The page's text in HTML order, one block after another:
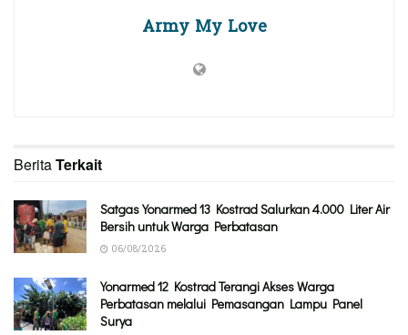
Army My Love
BeritaTerkait
Satgas Yonarmed 13 Kostrad Salurkan 4.000 Liter Air
Bersih untuk Warga Perbatasan
06/08/2026
Yonarmed 12 Kostrad Terangi Akses Warga
Perbatasan melalui Pemasangan Lampu Panel
Surya